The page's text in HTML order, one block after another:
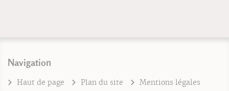
Navigation
Haut de page Plan du site
Mentions légales